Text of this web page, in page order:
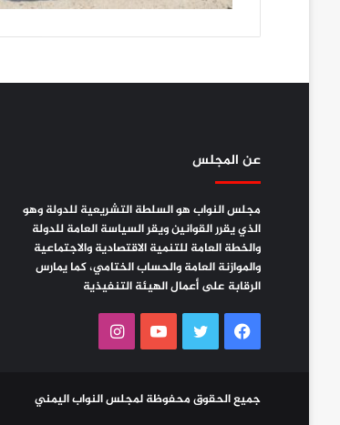
عن المجلس
مجلس النواب هو السلطة التشريعية للدولة وهو
الذي يقرر القوانين ويقر السياسة العامة للدولة
والخطة العامة للتنمية الاقتصادية والاجتماعية
والموازنة العامة والحساب الختامي، كما يمارس
الرقابة على أعمال الهيئة التنفيذية
فيسبوك تويتر يوتيوب
جميع الحقوق محفوظة لمجلس النواب اليمني